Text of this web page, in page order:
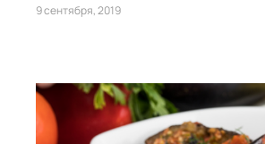
9 сентября, 2019